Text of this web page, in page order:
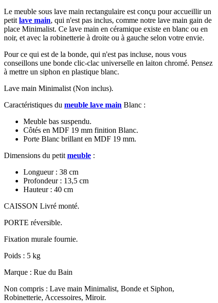
Le meuble sous lave main rectangulaire est conçu pour accueillir un
petit lave main, qui n'est pas inclus, comme notre lave main gain de
place Minimalist. Ce lave main en céramique existe en blanc ou en
noir, et avec la robinetterie à droite ou à gauche selon votre envie.
Pour ce qui est de la bonde, qui n'est pas incluse, nous vous
conseillons une bonde clic-clac universelle en laiton chromé. Pensez
à mettre un siphon en plastique blanc.
Lave main Minimalist (Non inclus).
Caractéristiques du meuble lave main Blanc :
Meuble bas suspendu.
Côtés en MDF 19 mm finition Blanc.
Porte Blanc brillant en MDF 19 mm.
Dimensions du petit meuble :
Longueur : 38 cm
Profondeur : 13,5 cm
Hauteur : 40 cm
CAISSON Livré monté.
PORTE réversible.
Fixation murale fournie.
Poids : 5 kg
Marque : Rue du Bain
Non compris : Lave main Minimalist, Bonde et Siphon,
Robinetterie, Accessoires, Miroir.